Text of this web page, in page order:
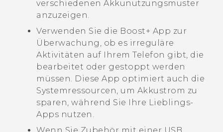
verschiedenen Akkunutzungsmuster
anzuzeigen.
Verwenden Sie die Boost+ App zur
Überwachung, ob es irreguläre
Aktivitäten auf Ihrem Telefon gibt, die
bearbeitet oder gestoppt werden
müssen. Diese App optimiert auch die
Systemressourcen, um Akkustrom zu
sparen, während Sie Ihre Lieblings-
Apps nutzen.